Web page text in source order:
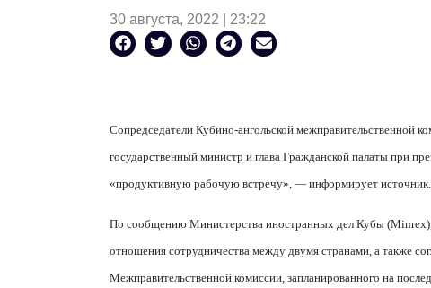
30 августа, 2022 | 23:22
Сопредседатели Кубино-ангольской межправительственной
государственный министр и глава Гражданской палаты при
«продуктивную рабочую встречу», — информирует источник.
По сообщению Министерства иностранных дел Кубы (Minrex
отношения сотрудничества между двумя странами, а также
Межправительственной комиссии, запланированного на